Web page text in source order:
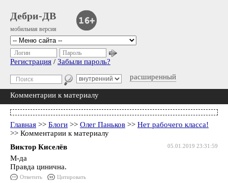
Дебри-ДВ
мобильная версия
расширенный
Логин Пароль
Регистрация / Забыли пароль?
Комментарии к материалу
Главная >> Блоги >> Олег Паньков >> Нет рабочего класса!
>> Комментарии к материалу
05.01.2019 23:31:59
Виктор Киселёв
М-да
Правда цинична.
Ответить Цитировать